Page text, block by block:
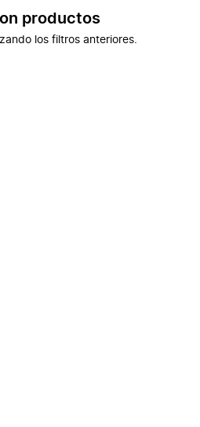
productos
los filtros anteriores.